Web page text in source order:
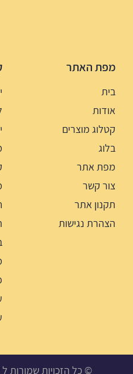
מפת האתר
בית
אודות
קטלוג מוצרים
בלוג
מפת אתר
צור קשר
תקנון אתר
הצהרת נגישות
© כל הזכויות שמורות ל HIPHIP חנות אביזרים לימי הולדת, מסיבות ואירועים